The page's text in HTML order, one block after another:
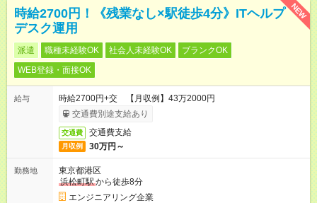
NEW
時給2700円！《残業なし×駅徒歩4分》ITヘルプ
デスク運用
派遣 職種未経験OK 社会人未経験OK
ブランクOK
WEB登録・面接OK
給与
時給2700円+交 【月収例】43万2000円
交通費別途支給あり
交通費 交通費支給
月収例 30万円～
勤務地
東京都港区
浜松町駅から徒歩8分
エンジニアリング企業